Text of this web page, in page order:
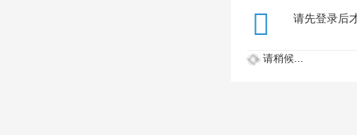
请先登录后
请稍候...